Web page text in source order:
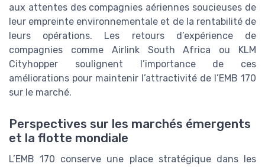
aux attentes des compagnies aériennes soucieuses de
leur empreinte environnementale et de la rentabilité de
leurs opérations. Les retours d’expérience de
compagnies comme Airlink South Africa ou KLM
Cityhopper soulignent l’importance de ces
améliorations pour maintenir l’attractivité de l’EMB 170
sur le marché.
Perspectives sur les marchés émergents
et la flotte mondiale
L’EMB 170 conserve une place stratégique dans les